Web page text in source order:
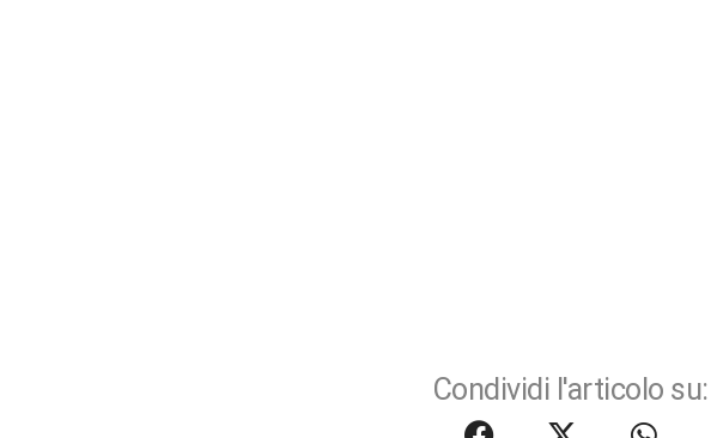
Condividi l'articolo su: